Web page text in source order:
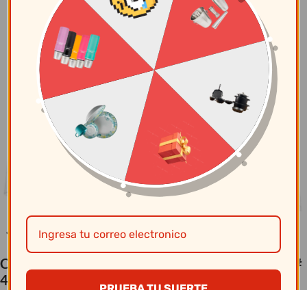
Circle Glass – Set X 8 Vasos 15.75 Oz Blocks Set #
40205